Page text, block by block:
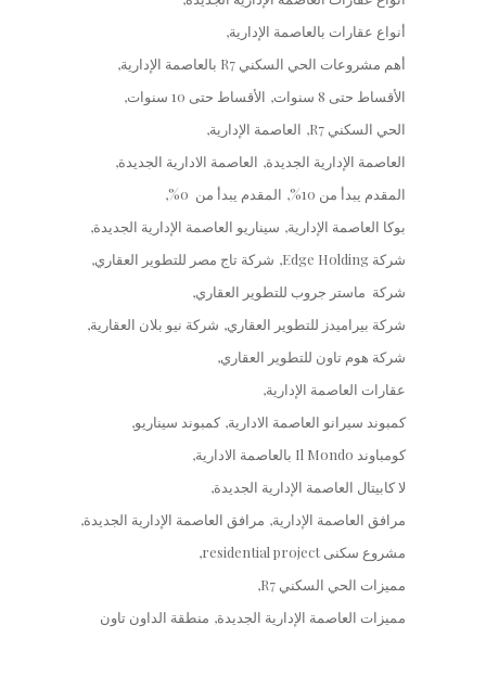
أنواع عقارات بالعاصمة الإدارية
أهم مشروعات الحي السكني R7 بالعاصمة الإدارية
الأقساط حتى 8 سنوات
الأقساط حتى 10 سنوات
الحي السكني R7
العاصمة الإدارية
العاصمة الإدارية الجديدة العاصمة الادارية الجديدة
المقدم يبدأ من 10%
المقدم يبدأ من 0%
بوكا العاصمة الإدارية سيناريو العاصمة الإدارية الجديدة
شركة Edge Holding
شركة تاج مصر للتطوير العقاري
شركة ماستر جروب للتطوير العقاري
شركة بيراميدز للتطوير العقاري شركة نيو بلان العقارية
شركة هوم تاون للتطوير العقاري
عقارات العاصمة الإدارية
كمبوند سيرانو العاصمة الادارية كمبوند سيناريو
كومباوند Il Mondo بالعاصمة الادارية
لا كابيتال العاصمة الإدارية الجديدة
مرافق العاصمة الإدارية مرافق العاصمة الإدارية الجديدة
مشروع سكنى residential project
مميزات الحي السكني R7
مميزات العاصمة الإدارية الجديدة منطقة الداون تاون